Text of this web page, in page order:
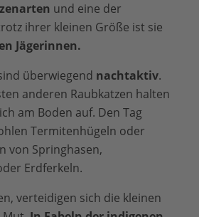
und eine der
ihrer kleinen Größe ist sie
Jägerinnen.
überwiegend nachtaktiv.
anderen Raubkatzen halten
am Boden auf. Den Tag
Termitenhügeln oder
von Springhasen,
Erdferkeln.
verteidigen sich die kleinen